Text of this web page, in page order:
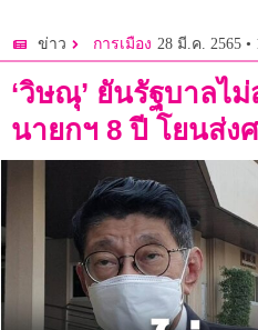
ข่าว การเมือง 28 มี.ค. 2565 •
‘วิษณุ’ ยันรัฐบาลไ
นายกฯ 8 ปี โยนส่ง